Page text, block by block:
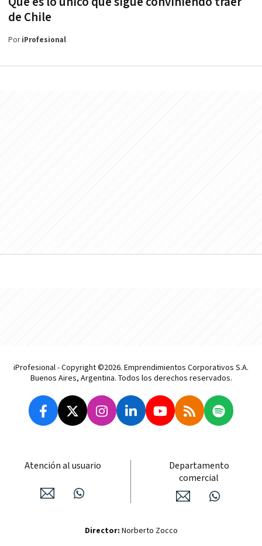
de Chile
PoriProfesional
iProfesional - Copyright ©2026. Emprendimientos Corporativos S.A.
Buenos Aires, Argentina. Todos los derechos reservados.
Atención al usuario
Departamento
comercial
Director: Norberto Zocco